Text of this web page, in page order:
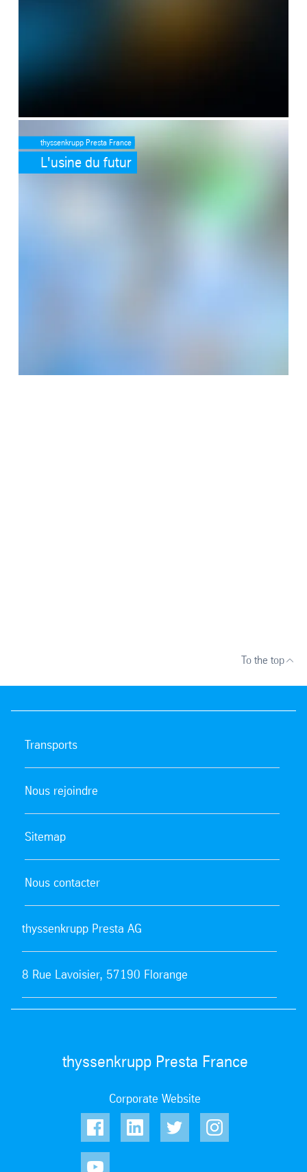
thyssenkrupp Presta France
L'usine du futur
To the top
Transports
Nous rejoindre
Sitemap
Nous contacter
thyssenkrupp Presta AG
8 Rue Lavoisier, 57190 Florange
thyssenkrupp Presta France
Corporate Website